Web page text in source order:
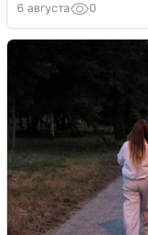
6 августа 0